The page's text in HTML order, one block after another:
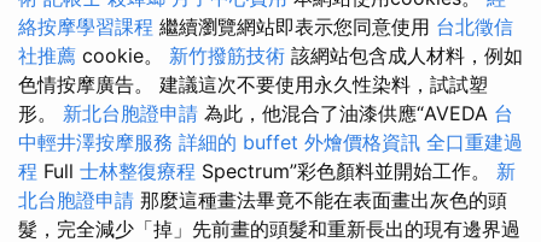
絡按摩學習課程 繼續瀏覽網站即表示您同意使用 台北徵信
社推薦 cookie。 新竹撥筋技術 該網站包含成人材料，例如
色情按摩廣告。 建議這次不要使用永久性染料，試試塑
形。 新北台胞證申請 為此，他混合了油漆供應“AVEDA 台
中輕井澤按摩服務 詳細的 buffet 外燴價格資訊 全口重建過
程 Full 士林整復療程 Spectrum”彩色顏料並開始工作。 新
北台胞證申請 那麼這種畫法畢竟不能在表面畫出灰色的頭
髮，完全減少「掉」先前畫的頭髮和重新長出的現有邊界過